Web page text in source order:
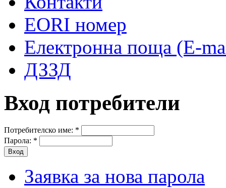
EORI номер
Електронна поща (E-
ДЗЗД
Вход потребители
Потребителско име: *
Парола: *
Заявка за нова парола